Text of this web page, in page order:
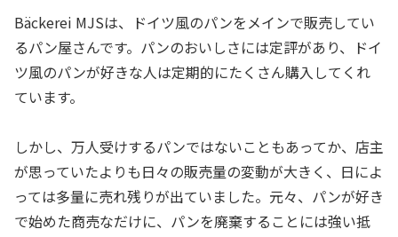
Bäckerei MJSは、ドイツ風のパンをメインで販売してい
るパン屋さんです。パンのおいしさには定評があり、ドイ
ツ風のパンが好きな人は定期的にたくさん購入してくれ
ています。
しかし、万人受けするパンではないこともあってか、店主
が思っていたよりも日々の販売量の変動が大きく、日によ
っては多量に売れ残りが出ていました。元々、パンが好き
で始めた商売なだけに、パンを廃棄することには強い抵